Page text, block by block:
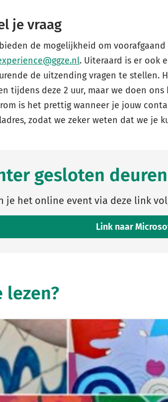
je vraag
de mogelijkheid om
. Uiteraard is er ook
de uitzending vragen te stellen.
tijdens deze 2 uur, maar we doen
is het prettig wanneer je jouw
zodat we zeker weten dat we je
gesloten deuren
je het online event via deze link
Link naar
lezen?